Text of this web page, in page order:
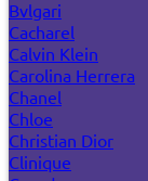
Bvlgari
Cacharel
Calvin Klein
Carolina Herrera
Chanel
Chloe
Christian Dior
Clinique